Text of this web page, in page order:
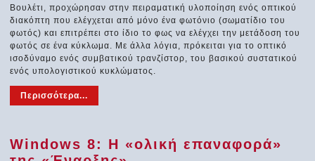
Βουλέτι, προχώρησαν στην πειραματική υλοποίηση ενός οπτικού
διακόπτη που ελέγχεται από μόνο ένα φωτόνιο (σωματίδιο του
φωτός) και επιτρέπει στο ίδιο το φως να ελέγχει την μετάδοση του
φωτός σε ένα κύκλωμα. Με άλλα λόγια, πρόκειται για το οπτικό
ισοδύναμο ενός συμβατικού τρανζίστορ, του βασικού συστατικού
ενός υπολογιστικού κυκλώματος.
Περισσότερα...
Windows 8: Η «ολική επαναφορά»